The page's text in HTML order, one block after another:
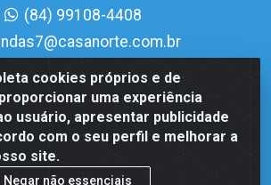
cookies próprios e de
uma experiência
usuário, apresentar publicidade
com o seu perfil e melhorar a
site.
Negar não essenciais
(84) 99108-4408
- Av. Interventor Mário Câmara, 1815 -
Natal/RN - CEP 59054-600 - CNPJ
08.713.513/0001-51